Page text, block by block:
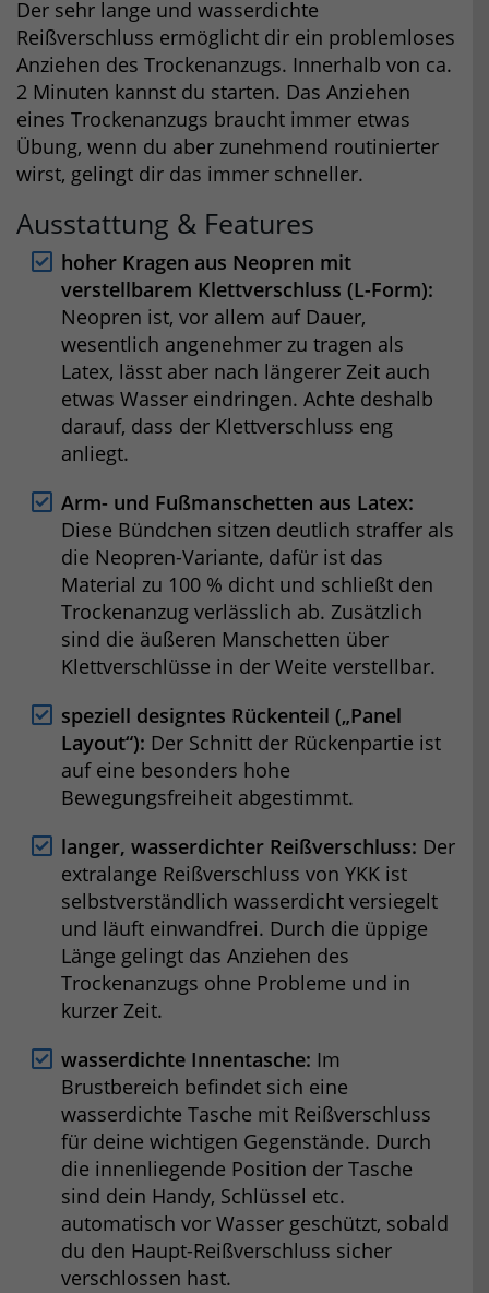
Der sehr lange und wasserdichte
Reißverschluss ermöglicht dir ein problemloses
Anziehen des Trockenanzugs. Innerhalb von ca.
2 Minuten kannst du starten. Das Anziehen
eines Trockenanzugs braucht immer etwas
Übung, wenn du aber zunehmend routinierter
wirst, gelingt dir das immer schneller.
Ausstattung & Features
hoher Kragen aus Neopren mit
verstellbarem Klettverschluss (L-Form):
Neopren ist, vor allem auf Dauer,
wesentlich angenehmer zu tragen als
Latex, lässt aber nach längerer Zeit auch
etwas Wasser eindringen. Achte deshalb
darauf, dass der Klettverschluss eng
anliegt.
Arm- und Fußmanschetten aus Latex:
Diese Bündchen sitzen deutlich straffer als
die Neopren-Variante, dafür ist das
Material zu 100 % dicht und schließt den
Trockenanzug verlässlich ab. Zusätzlich
sind die äußeren Manschetten über
Klettverschlüsse in der Weite verstellbar.
speziell designtes Rückenteil („Panel
Layout“): Der Schnitt der Rückenpartie ist
auf eine besonders hohe
Bewegungsfreiheit abgestimmt.
langer, wasserdichter Reißverschluss: Der
extralange Reißverschluss von YKK ist
selbstverständlich wasserdicht versiegelt
und läuft einwandfrei. Durch die üppige
Länge gelingt das Anziehen des
Trockenanzugs ohne Probleme und in
kurzer Zeit.
wasserdichte Innentasche: Im
Brustbereich befindet sich eine
wasserdichte Tasche mit Reißverschluss
für deine wichtigen Gegenstände. Durch
die innenliegende Position der Tasche
sind dein Handy, Schlüssel etc.
automatisch vor Wasser geschützt, sobald
du den Haupt-Reißverschluss sicher
verschlossen hast.